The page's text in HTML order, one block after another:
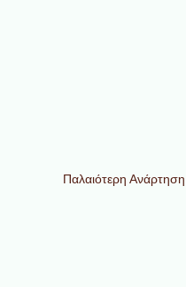
Παλαιότερη Ανάρτηση